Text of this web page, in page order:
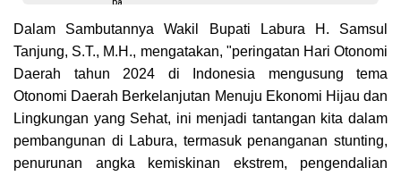
Dalam Sambutannya Wakil Bupati Labura H. Samsul
Tanjung, S.T., M.H., mengatakan, "peringatan Hari Otonomi
Daerah tahun 2024 di Indonesia mengusung tema
Otonomi Daerah Berkelanjutan Menuju Ekonomi Hijau dan
Lingkungan yang Sehat, ini menjadi tantangan kita dalam
pembangunan di Labura, termasuk penanganan stunting,
penurunan angka kemiskinan ekstrem, pengendalian